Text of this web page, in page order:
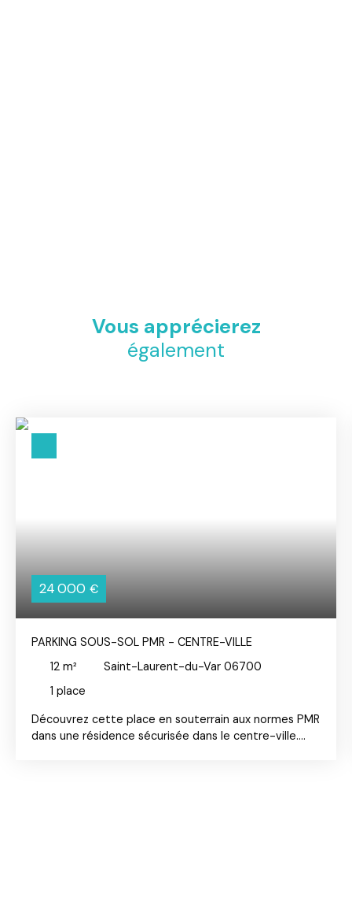
Vous apprécierez
également
24 000 €
PARKING SOUS-SOL PMR - CENTRE-VILLE
12 m²
Saint-Laurent-du-Var 06700
1 place
Découvrez cette place en souterrain aux normes PMR
dans une résidence sécurisée dans le centre-ville.